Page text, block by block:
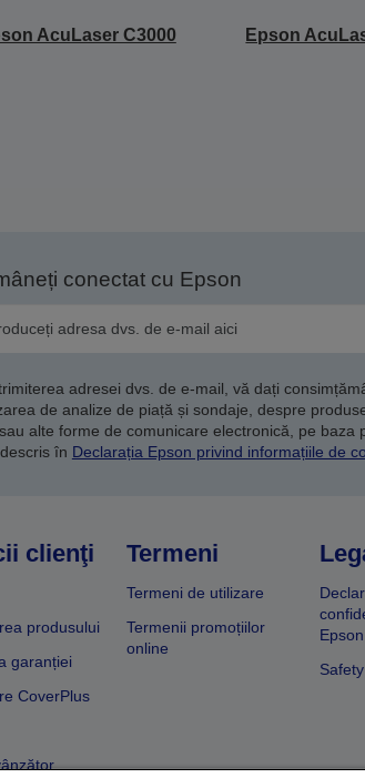
AcuLaser C3000 Epson
conectat cu Epson
adresei dvs. de e-mail, vă dați
de analize de piață și sondaje, despre
alte forme de comunicare electronică, pe
în Declarația Epson privind informațiile de
clienţi
produsului
garanției
CoverPlus
Termeni
Termeni de utilizare
Termenii promoțiilor
online